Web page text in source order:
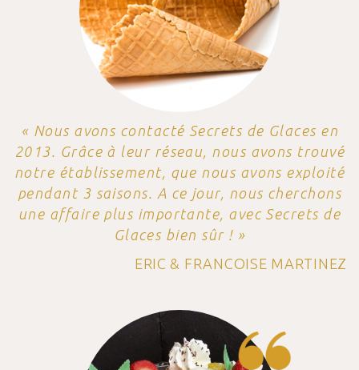
« Nous avons contacté Secrets de Glaces en
2013. Grâce à leur réseau, nous avons trouvé
notre établissement, que nous avons exploité
pendant 3 saisons. A ce jour, nous cherchons
une affaire plus importante, avec Secrets de
Glaces bien sûr ! »
ERIC & FRANCOISE MARTINEZ